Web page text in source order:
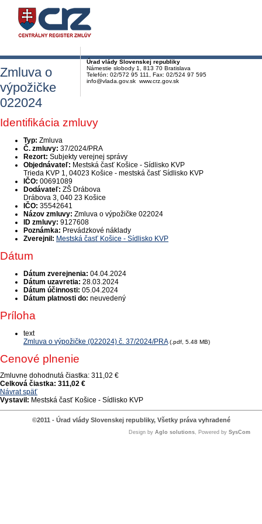
Úrad vlády Slovenskej republiky
Námestie slobody 1, 813 70 Bratislava
Telefón: 02/572 95 111, Fax: 02/524 97 595
info@vlada.gov.sk www.crz.gov.sk
Zmluva o
výpožičke
022024
Identifikácia zmluvy
Typ: Zmluva
Č. zmluvy: 37/2024/PRA
Rezort: Subjekty verejnej správy
Objednávateľ: Mestská časť Košice - Sídlisko KVP
Trieda KVP 1, 04023 Košice - mestská časť Sídlisko KVP
IČO: 00691089
Dodávateľ: ZŠ Drábova
Drábova 3, 040 23 Košice
IČO: 35542641
Názov zmluvy: Zmluva o výpožičke 022024
ID zmluvy: 9127608
Poznámka: Prevádzkové náklady
Zverejnil: Mestská časť Košice - Sídlisko KVP
Dátum
Dátum zverejnenia: 04.04.2024
Dátum uzavretia: 28.03.2024
Dátum účinnosti: 05.04.2024
Dátum platnosti do: neuvedený
Príloha
text
Zmluva o výpožičke (022024) č. 37/2024/PRA (.pdf, 5.48 MB)
Cenové plnenie
Zmluvne dohodnutá čiastka: 311,02 €
Celková čiastka: 311,02 €
Návrat späť
Vystavil: Mestská časť Košice - Sídlisko KVP
©2011 - Úrad vlády Slovenskej republiky, Všetky práva vyhradené
Design by Aglo solutions, Powered by SysCom